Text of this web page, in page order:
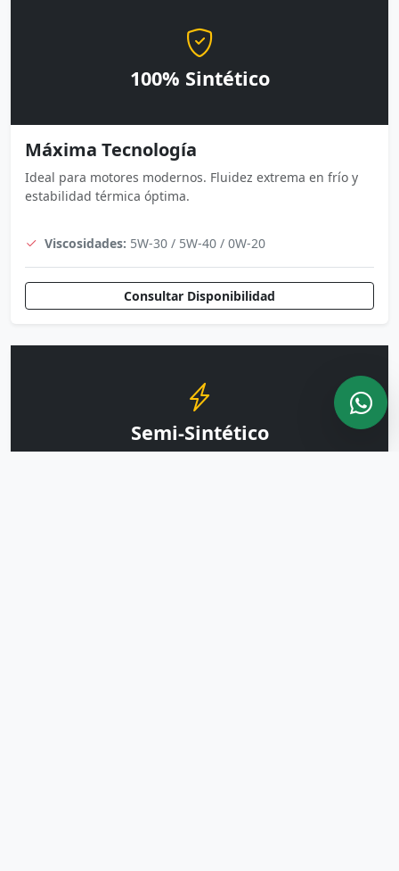
100% Sintético
Máxima Tecnología
Ideal para motores modernos. Fluidez extrema en frío y
estabilidad térmica óptima.
Viscosidades: 5W-30 / 5W-40 / 0W-20
Consultar Disponibilidad
Semi-Sintético